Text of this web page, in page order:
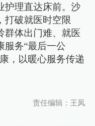
护理直达床前。沙
打破就医时空限
群体出门难、就医
服务“最后一公
，以暖心服务传递
责任编辑：王凤